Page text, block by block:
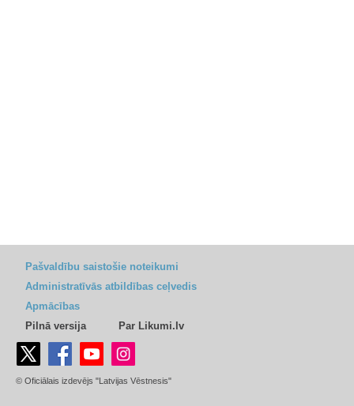
Pašvaldību saistošie noteikumi
Administratīvās atbildības ceļvedis
Apmācības
Pilnā versija
Par Likumi.lv
© Oficiālais izdevējs "Latvijas Vēstnesis"